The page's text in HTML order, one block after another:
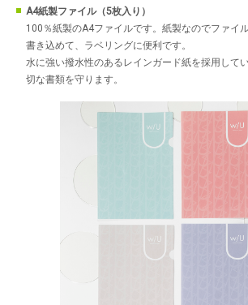
A4紙製ファイル（5枚入り）
100％紙製のA4ファイルです。紙製なのでファイ
書き込めて、ラベリングに便利です。
水に強い撥水性のあるレインガード紙を採用して
切な書類を守ります。